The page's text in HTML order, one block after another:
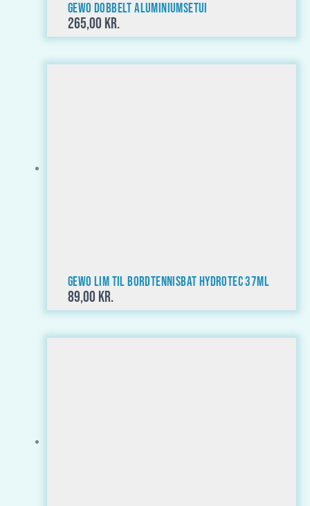
GEWO Dobbelt aluminiumsetui
265,00 kr.
GEWO Lim til bordtennisbat HydroTec 37ml
89,00 kr.